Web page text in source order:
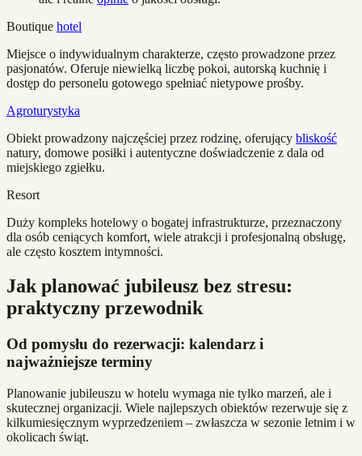
Boutique hotel
Miejsce o indywidualnym charakterze, często prowadzone przez
pasjonatów. Oferuje niewielką liczbę pokoi, autorską kuchnię i
dostęp do personelu gotowego spełniać nietypowe prośby.
Agroturystyka
Obiekt prowadzony najczęściej przez rodzinę, oferujący bliskość
natury, domowe posiłki i autentyczne doświadczenie z dala od
miejskiego zgiełku.
Resort
Duży kompleks hotelowy o bogatej infrastrukturze, przeznaczony
dla osób ceniących komfort, wiele atrakcji i profesjonalną obsługę,
ale często kosztem intymności.
Jak planować jubileusz bez stresu:
praktyczny przewodnik
Od pomysłu do rezerwacji: kalendarz i
najważniejsze terminy
Planowanie jubileuszu w hotelu wymaga nie tylko marzeń, ale i
skutecznej organizacji. Wiele najlepszych obiektów rezerwuje się z
kilkumiesięcznym wyprzedzeniem – zwłaszcza w sezonie letnim i w
okolicach świąt.